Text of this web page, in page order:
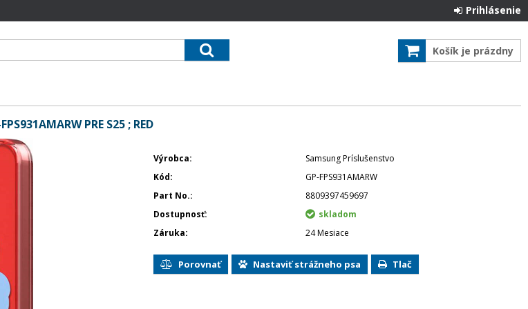
Prihlásenie
Košík je prázdny
PRE S25 ; RED
Výrobca
Samsung Príslušenstvo
Kód
GP-FPS931AMARW
Part No.
8809397459697
Dostupnosť
skladom
Záruka
24 Mesiace
Porovnať Nastaviť strážneho psa Tlač